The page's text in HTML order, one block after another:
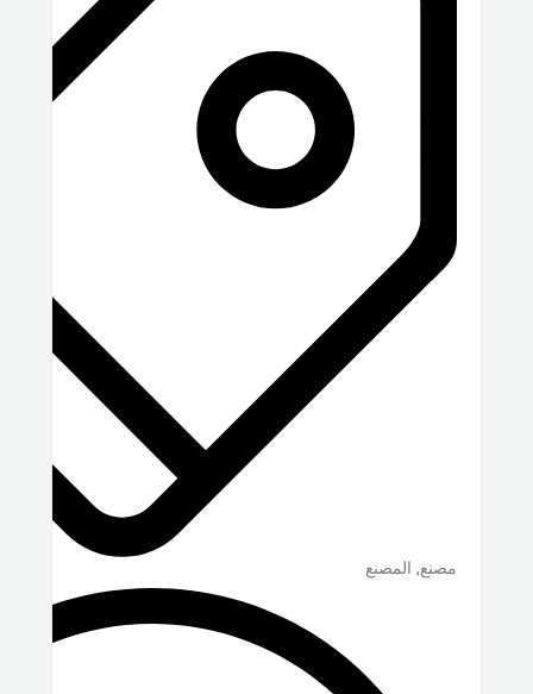
مصنع, المصنع